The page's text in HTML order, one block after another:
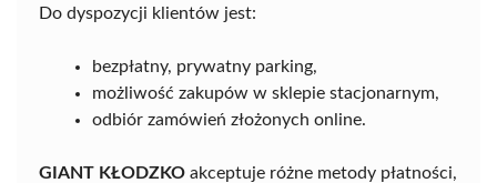
Do dyspozycji klientów jest:
bezpłatny, prywatny parking,
możliwość zakupów w sklepie stacjonarnym,
odbiór zamówień złożonych online.
GIANT KŁODZKO akceptuje różne metody płatności,